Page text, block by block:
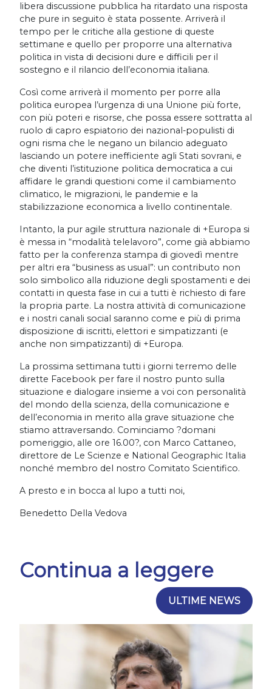
libera discussione pubblica ha ritardato una risposta
che pure in seguito è stata possente. Arriverà il
tempo per le critiche alla gestione di queste
settimane e quello per proporre una alternativa
politica in vista di decisioni dure e difficili per il
sostegno e il rilancio dell’economia italiana.
Così come arriverà il momento per porre alla
politica europea l’urgenza di una Unione più forte,
con più poteri e risorse, che possa essere sottratta al
ruolo di capro espiatorio dei nazional-populisti di
ogni risma che le negano un bilancio adeguato
lasciando un potere inefficiente agli Stati sovrani, e
che diventi l’istituzione politica democratica a cui
affidare le grandi questioni come il cambiamento
climatico, le migrazioni, le pandemie e la
stabilizzazione economica a livello continentale.
Intanto, la pur agile struttura nazionale di +Europa si
è messa in “modalità telelavoro”, come già abbiamo
fatto per la conferenza stampa di giovedì mentre
per altri era “business as usual”: un contributo non
solo simbolico alla riduzione degli spostamenti e dei
contatti in questa fase in cui a tutti è richiesto di fare
la propria parte. La nostra attività di comunicazione
e i nostri canali social saranno come e più di prima
disposizione di iscritti, elettori e simpatizzanti (e
anche non simpatizzanti) di +Europa.
La prossima settimana tutti i giorni terremo delle
dirette Facebook per fare il nostro punto sulla
situazione e dialogare insieme a voi con personalità
del mondo della scienza, della comunicazione e
dell’economia in merito alla grave situazione che
stiamo attraversando. Cominciamo ?domani
pomeriggio, alle ore 16.00?, con Marco Cattaneo,
direttore de Le Scienze e National Geographic Italia
nonché membro del nostro Comitato Scientifico.
A presto e in bocca al lupo a tutti noi,
Benedetto Della Vedova
Continua a leggere
ULTIME NEWS